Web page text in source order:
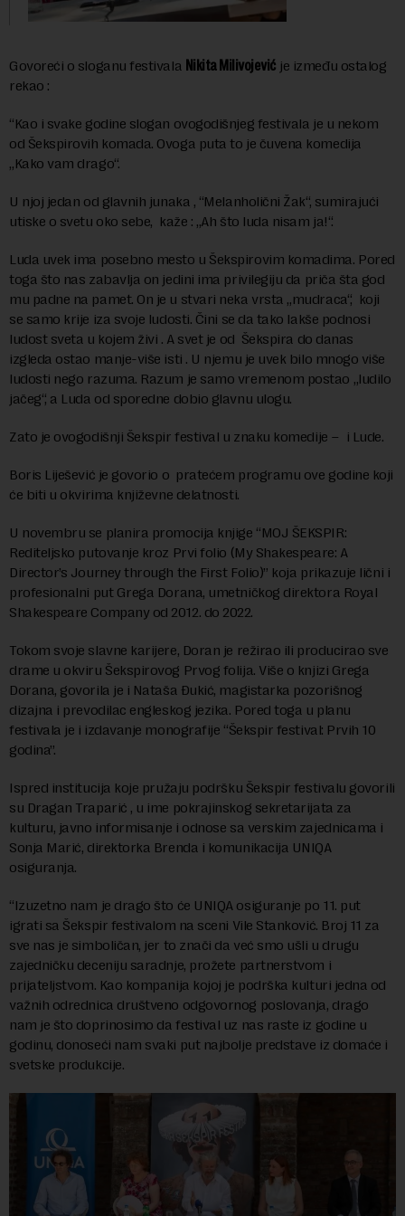
Govoreći o sloganu festivala Nikita Milivojević je između ostalog
rekao :
“Kao i svake godine slogan ovogodišnjeg festivala je u nekom
od Šekspirovih komada. Ovoga puta to je čuvena komedija
„Kako vam drago“.
U njoj jedan od glavnih junaka , “Melanholični Žak“, sumirajući
utiske o svetu oko sebe, kaže : „Ah što luda nisam ja!“.
Luda uvek ima posebno mesto u Šekspirovim komadima. Pored
toga što nas zabavlja on jedini ima privilegiju da priča šta god
mu padne na pamet. On je u stvari neka vrsta „mudraca“, koji
se samo krije iza svoje ludosti. Čini se da tako lakše podnosi
ludost sveta u kojem živi . A svet je od Šekspira do danas
izgleda ostao manje-više isti . U njemu je uvek bilo mnogo više
ludosti nego razuma. Razum je samo vremenom postao „ludilo
jačeg“, a Luda od sporedne dobio glavnu ulogu.
Zato je ovogodišnji Šekspir festival u znaku komedije – i Lude.
Boris Liješević je govorio o pratećem programu ove godine koji
će biti u okvirima književne delatnosti.
U novembru se planira promocija knjige “MOJ ŠEKSPIR:
Rediteljsko putovanje kroz Prvi folio (My Shakespeare: A
Director’s Journey through the First Folio)” koja prikazuje lični i
profesionalni put Grega Dorana, umetničkog direktora Royal
Shakespeare Company od 2012. do 2022.
Tokom svoje slavne karijere, Doran je režirao ili producirao sve
drame u okviru Šekspirovog Prvog folija. Više o knjizi Grega
Dorana, govorila je i Nataša Đukić, magistarka pozorišnog
dizajna i prevodilac engleskog jezika. Pored toga u planu
festivala je i izdavanje monografije “Šekspir festival: Prvih 10
godina”.
Ispred institucija koje pružaju podršku Šekspir festivalu govorili
su Dragan Traparić , u ime pokrajinskog sekretarijata za
kulturu, javno informisanje i odnose sa verskim zajednicama i
Sonja Marić, direktorka Brenda i komunikacija UNIQA
osiguranja.
“Izuzetno nam je drago što će UNIQA osiguranje po 11. put
igrati sa Šekspir festivalom na sceni Vile Stanković. Broj 11 za
sve nas je simboličan, jer to znači da već smo ušli u drugu
zajedničku deceniju saradnje, prožete partnerstvom i
prijateljstvom. Kao kompanija kojoj je podrška kulturi jedna od
važnih odrednica društveno odgovornog poslovanja, drago
nam je što doprinosimo da festival uz nas raste iz godine u
godinu, donoseći nam svaki put najbolje predstave iz domaće i
svetske produkcije.